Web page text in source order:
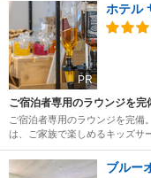
PR
ホテル
ご宿泊者専用のラウンジを完
ご宿泊者専用のラウンジを完備
は、ご家族で楽しめるキッズサ
ブルー